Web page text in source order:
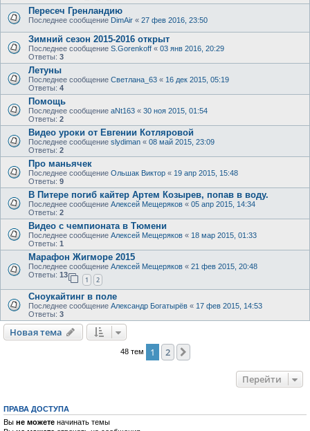
Пересеч Гренландию
Последнее сообщение DimAir « 27 фев 2016, 23:50
Зимний сезон 2015-2016 открыт
Последнее сообщение S.Gorenkoff « 03 янв 2016, 20:29
Ответы: 3
Летуны
Последнее сообщение Светлана_63 « 16 дек 2015, 05:19
Ответы: 4
Помощь
Последнее сообщение aNt163 « 30 ноя 2015, 01:54
Ответы: 2
Видео уроки от Евгении Котляровой
Последнее сообщение slydiman « 08 май 2015, 23:09
Ответы: 2
Про маньячек
Последнее сообщение Ольшак Виктор « 19 апр 2015, 15:48
Ответы: 9
В Питере погиб кайтер Артем Козырев, попав в воду.
Последнее сообщение Алексей Мещеряков « 05 апр 2015, 14:34
Ответы: 2
Видео с чемпионата в Тюмени
Последнее сообщение Алексей Мещеряков « 18 мар 2015, 01:33
Ответы: 1
Марафон Жигморе 2015
Последнее сообщение Алексей Мещеряков « 21 фев 2015, 20:48
Ответы: 13
1 2
Сноукайтинг в поле
Последнее сообщение Александр Богатырёв « 17 фев 2015, 14:53
Ответы: 3
Новая тема
Новаятема
48 тем 1 2
Перейти
ПРАВА ДОСТУПА
Вы не можете начинать темы